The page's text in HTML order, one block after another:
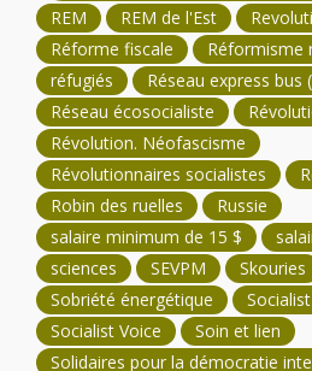
REM
REM de l'Est
Réforme fiscale
Réformisme
réfugiés
Réseau express bus
Réseau écosocialiste
Révolution. Néofascisme
Révolutionnaires socialistes
Robin des ruelles
Russie
salaire minimum de 15 $
sciences
SEVPM
Skouries
Sobriété énergétique
Socialist Voice
Soin et lien
Solidaires pour la démocratie